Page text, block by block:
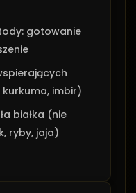
gotowanie
imbir)
białka (nie
ryby, jaja)